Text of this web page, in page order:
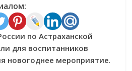
по Астраханской
для воспитанников
новогоднее мероприятие.